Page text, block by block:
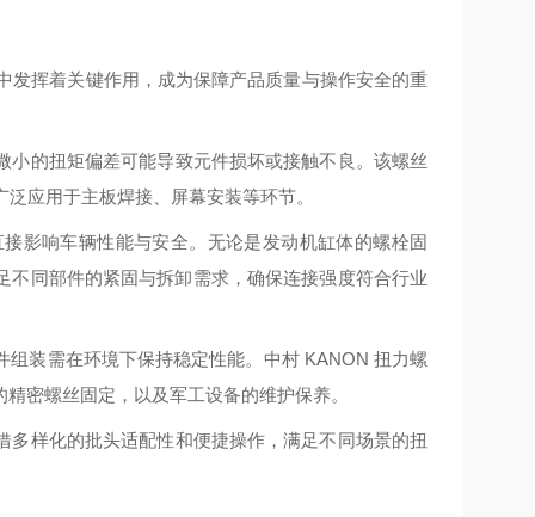
发挥着关键作用，成为保障产品质量与操作安全的重
的扭矩偏差可能导致元件损坏或接触不良。该螺丝
应用于主板焊接、屏幕安装等环节。
影响车辆性能与安全。无论是发动机缸体的螺栓固
同部件的紧固与拆卸需求，确保连接强度符合行业
装需在环境下保持稳定性能。中村 KANON 扭力螺
密螺丝固定，以及军工设备的维护保养。
多样化的批头适配性和便捷操作，满足不同场景的扭